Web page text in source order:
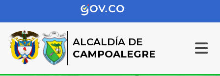
ALCALDÍA DE
CAMPOALEGRE